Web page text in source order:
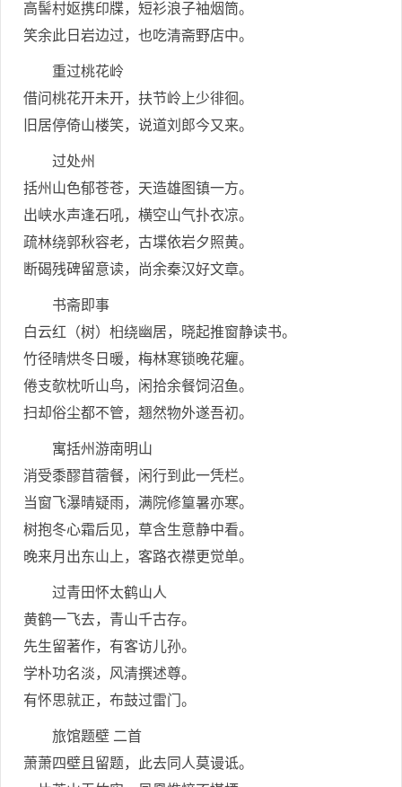
高髻村妪携印牒，短衫浪子袖烟筒。
笑余此日岩边过，也吃清斋野店中。
重过桃花岭
借问桃花开未开，扶节岭上少徘徊。
旧居停倚山楼笑，说道刘郎今又来。
过处州
括州山色郁苍苍，天造雄图镇一方。
出峡水声逢石吼，横空山气扑衣凉。
疏林绕郭秋容老，古堞依岩夕照黄。
断碣残碑留意读，尚余秦汉好文章。
书斋即事
白云红（树）桕绕幽居，晓起推窗静读书。
竹径晴烘冬日暖，梅林寒锁晚花癯。
倦支欹枕听山鸟，闲拾余餐饲沼鱼。
扫却俗尘都不管，翘然物外遂吾初。
寓括州游南明山
消受黍醪苜蓿餐，闲行到此一凭栏。
当窗飞瀑晴疑雨，满院修篁暑亦寒。
树抱冬心霜后见，草含生意静中看。
晚来月出东山上，客路衣襟更觉单。
过青田怀太鹤山人
黄鹤一飞去，青山千古存。
先生留著作，有客访儿孙。
学朴功名淡，风清撰述尊。
有怀思就正，布鼓过雷门。
旅馆题壁 二首
萧萧四壁且留题，此去同人莫谩诋。